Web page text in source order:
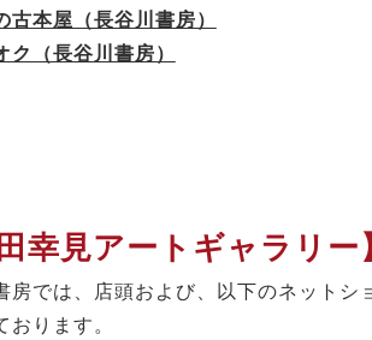
古本屋（長谷川書房）
ク（長谷川書房）
田幸見アートギャラリー】
房では、店頭および、以下のネットシ
ります。